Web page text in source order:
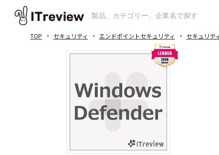
TOP セキュリティ エンドポイントセキュリティ セキュリテ